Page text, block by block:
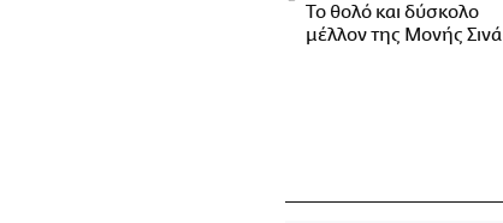
Το θολό και δύσκολο
μέλλον της Μονής Σινά